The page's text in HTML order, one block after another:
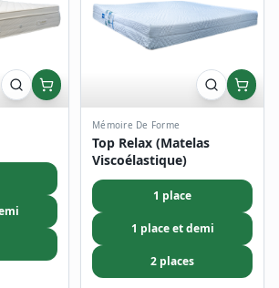
Mémoire De Forme
Top Relax (Matelas
Viscoélastique)
1 place
1 place et demi
2 places